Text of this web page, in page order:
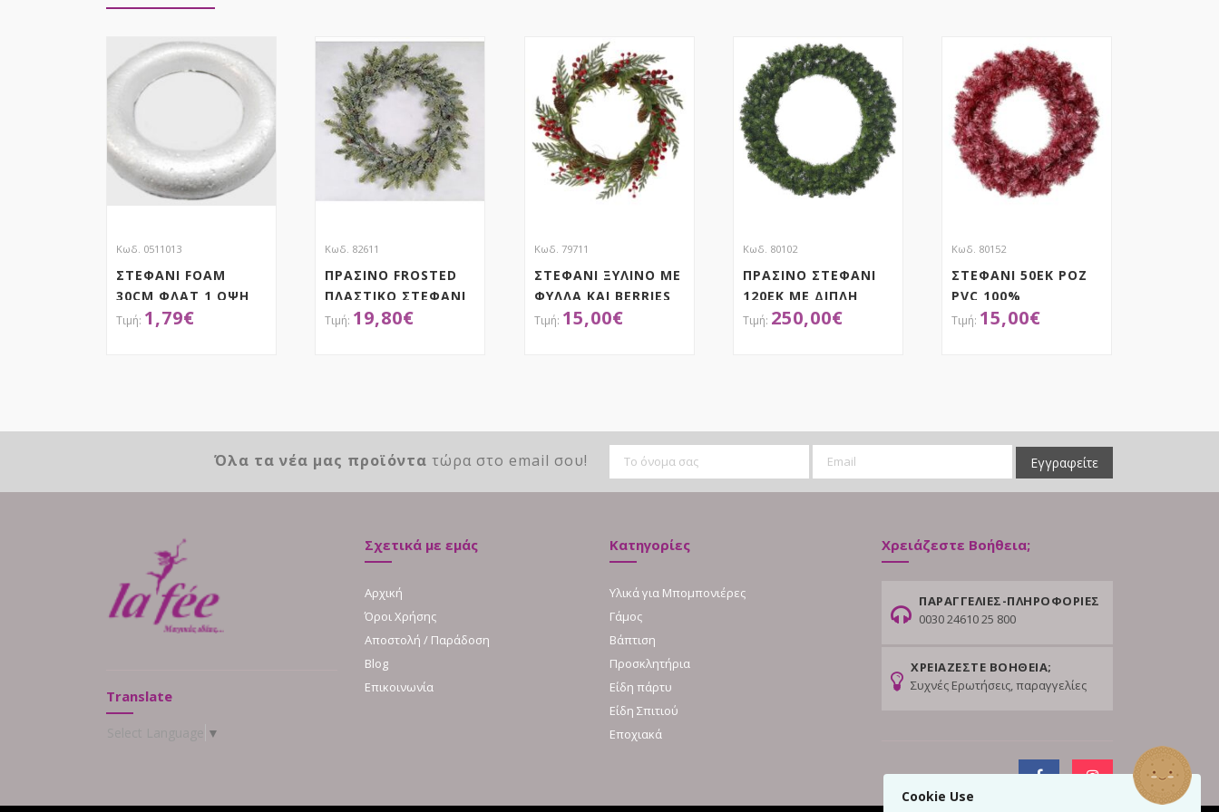
Cookie Use
Κωδ. 0511013
ΣΤΕΦΑΝΙ FOAM
30CM ΦΛΑΤ 1 ΟΨΗ
1,79€
Κωδ. 82611
ΠΡΑΣΙΝΟ FROSTED
ΠΛΑΣΤΙΚΟ ΣΤΕΦΑΝΙ
Φ55ΕΚ19,80€
Κωδ. 79711
ΣΤΕΦΑΝΙ ΞΥΛΙΝΟ ΜΕ
ΦΥΛΛΑ ΚΑΙ BERRIES
42EK ΚΑΙ
15,00€
Κωδ. 80102
ΠΡΑΣΙΝΟ ΣΤΕΦΑΝΙ
120ΕΚ ΜΕ ΔΙΠΛΗ
ΒΑΣΗ250,00€
Κωδ. 80152
ΣΤΕΦΑΝΙ 50ΕΚ ΡΟΖ
PVC 100%
15,00€
Όλα τα νέα μας προϊόντα τώρα στο email σου! Εγγραφείτε
Translate
▼
Σχετικά με εμάς
Αρχική
Όροι Χρήσης
Αποστολή / Παράδοση
Blog
Επικοινωνία
Κατηγορίες
Υλικά για Μπομπονιέρες
Γάμος
Βάπτιση
Προσκλητήρια
Είδη πάρτυ
Είδη Σπιτιού
Εποχιακά
Χρειάζεστε Βοήθεια;
ΠΑΡΑΓΓΕΛΙΕΣ-ΠΛΗΡΟΦΟΡΙΕΣ
0030 24610 25 800
ΧΡΕΙΑΖΕΣΤΕ ΒΟΗΘΕΙΑ;
Συχνές Ερωτήσεις, παραγγελίες